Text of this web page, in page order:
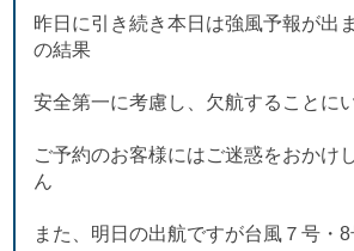
昨日に引き続き本日は強風予報が出
の結果
安全第一に考慮し、欠航することに
ご予約のお客様にはご迷惑をおかけ
ん
また、明日の出航ですが台風７号・